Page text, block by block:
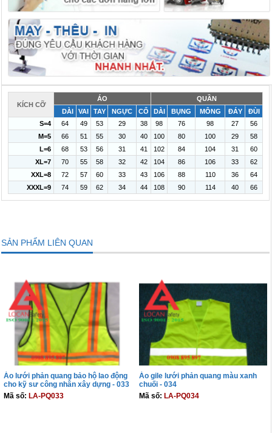
KÍCH CỠ
ÁO
QUẦN
DÀI
VAI TAY NGỰC CỔ DÀI BỤNG MÔNG ĐÁY
ĐÙI
S=4
64 49 53 29 38 98 76 98 27
56
M=5
66 51 55 30 40 100 80 100 29
58
L=6
68 53 56 31 41 102 84 104 31
60
XL=7
70 55 58 32 42 104 86 106 33
62
XXL=8
72 57 60 33 43 106 88 110 36
64
XXXL=9
74 59 62 34 44 108 90 114 40 66
SẢN PHẨM LIÊN QUAN
Áo lưới phản quang bảo hộ lao động
cho kỹ sư công nhân xây dựng - 033
Mã số: LA-PQ033
Áo gile lưới phản quang màu xanh
chuối - 034
Mã số: LA-PQ034